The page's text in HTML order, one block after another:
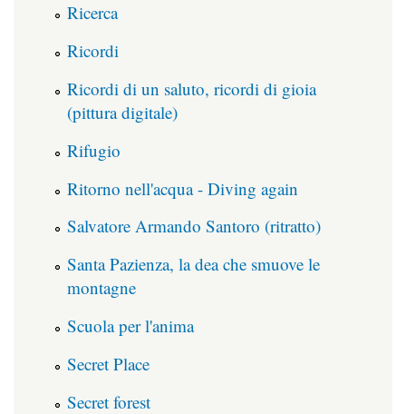
Ricerca
Ricordi
Ricordi di un saluto, ricordi di gioia
(pittura digitale)
Rifugio
Ritorno nell'acqua - Diving again
Salvatore Armando Santoro (ritratto)
Santa Pazienza, la dea che smuove le
montagne
Scuola per l'anima
Secret Place
Secret forest